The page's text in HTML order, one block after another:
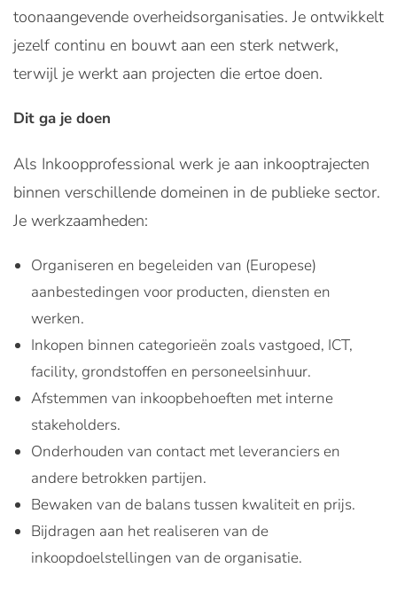
toonaangevende overheidsorganisaties. Je ontwikkelt
jezelf continu en bouwt aan een sterk netwerk,
terwijl je werkt aan projecten die ertoe doen.
Dit ga je doen
Als Inkoopprofessional werk je aan inkooptrajecten
binnen verschillende domeinen in de publieke sector.
Je werkzaamheden:
Organiseren en begeleiden van (Europese)
aanbestedingen voor producten, diensten en
werken.
Inkopen binnen categorieën zoals vastgoed, ICT,
facility, grondstoffen en personeelsinhuur.
Afstemmen van inkoopbehoeften met interne
stakeholders.
Onderhouden van contact met leveranciers en
andere betrokken partijen.
Bewaken van de balans tussen kwaliteit en prijs.
Bijdragen aan het realiseren van de
inkoopdoelstellingen van de organisatie.